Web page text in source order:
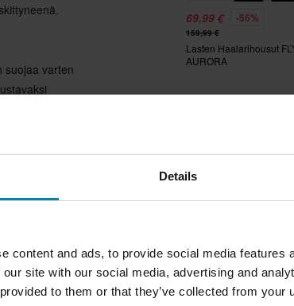
Details
content and ads, to provide social media features
site with our social media, advertising and
to them or that they’ve collected from your
suojaa varten
jossa on rei'ityksiä
ilmastoinnille
Sininen/Valkoinen
69,99 € -56%
159,99 €
Lasten Haalarihousut
AURORA